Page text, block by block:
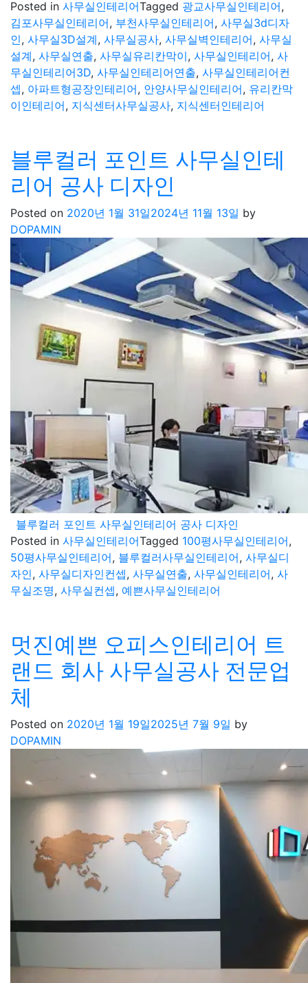
Posted in 사무실인테리어Tagged 광교사무실인테리어,
김포사무실인테리어, 부천사무실인테리어, 사무실3d디자
인, 사무실3D설계, 사무실공사, 사무실벽인테리어, 사무실
설계, 사무실연출, 사무실유리칸막이, 사무실인테리어, 사
무실인테리어3D, 사무실인테리어연출, 사무실인테리어컨
셉, 아파트형공장인테리어, 안양사무실인테리어, 유리칸막
이인테리어, 지식센터사무실공사, 지식센터인테리어
블루컬러 포인트 사무실인테
리어 공사 디자인
Posted on 2020년 1월 31일2024년 11월 13일 by
DOPAMIN
블루컬러 포인트 사무실인테리어 공사 디자인
Posted in 사무실인테리어Tagged 100평사무실인테리어,
50평사무실인테리어, 블루컬러사무실인테리어, 사무실디
자인, 사무실디자인컨셉, 사무실연출, 사무실인테리어, 사
무실조명, 사무실컨셉, 예쁜사무실인테리어
멋진예쁜 오피스인테리어 트
랜드 회사 사무실공사 전문업
체
Posted on 2020년 1월 19일2025년 7월 9일 by
DOPAMIN